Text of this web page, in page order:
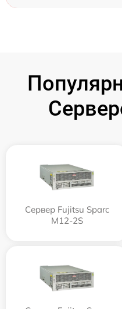
Сервер Fujitsu Sparc
M12-2S